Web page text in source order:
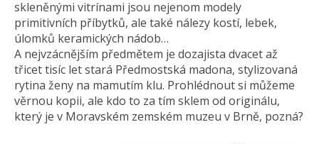
skleněnými vitrínami jsou nejenom modely
primitivních příbytků, ale také nálezy kostí, lebek,
úlomků keramických nádob…
A nejvzácnějším předmětem je dozajista dvacet až
třicet tisíc let stará Předmostská madona, stylizovaná
rytina ženy na mamutím klu. Prohlédnout si můžeme
věrnou kopii, ale kdo to za tím sklem od originálu,
který je v Moravském zemském muzeu v Brně, pozná?